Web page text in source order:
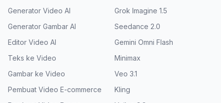
Generator Video AI
Generator Gambar AI
Editor Video AI
Teks ke Video
Gambar ke Video
Pembuat Video E-commerce
Grok Imagine 1.5
Seedance 2.0
Gemini Omni Flash
Minimax
Veo 3.1
Kling